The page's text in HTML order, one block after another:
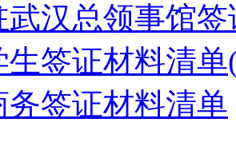
武汉总领事馆
生签证材料清单
务签证材料清单